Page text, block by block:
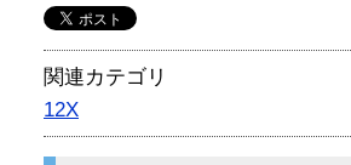
関連カテゴリ
12X